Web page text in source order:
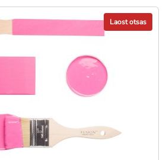
Laost otsas